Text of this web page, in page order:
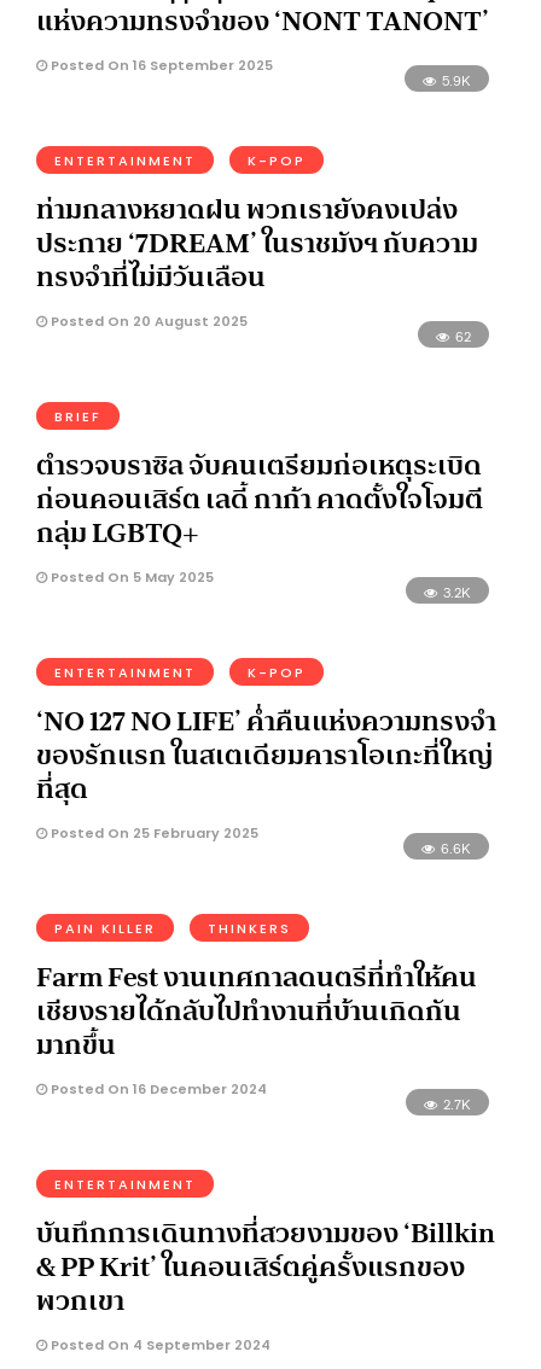
แห่งความทรงจำของ ‘NONT TANONT’
Posted On 16 September 2025
5.9K
ENTERTAINMENT K-POP
ท่ามกลางหยาดฝน พวกเรายังคงเปล่ง
ประกาย ‘7DREAM’ ในราชมังฯ กับความ
ทรงจำที่ไม่มีวันเลือน
Posted On 20 August 2025
62
BRIEF
ตำรวจบราซิล จับคนเตรียมก่อเหตุระเบิด
ก่อนคอนเสิร์ต เลดี้ กาก้า คาดตั้งใจโจมตี
กลุ่ม LGBTQ+
Posted On 5 May 2025
3.2K
ENTERTAINMENT K-POP
‘NO 127 NO LIFE’ ค่ำคืนแห่งความทรงจำ
ของรักแรก ในสเตเดียมคาราโอเกะที่ใหญ่
ที่สุด
Posted On 25 February 2025
6.6K
PAIN KILLER THINKERS
Farm Fest งานเทศกาลดนตรีที่ทำให้คน
เชียงรายได้กลับไปทำงานที่บ้านเกิดกัน
มากขึ้น
Posted On 16 December 2024
2.7K
ENTERTAINMENT
บันทึกการเดินทางที่สวยงามของ ‘Billkin
& PP Krit’ ในคอนเสิร์ตคู่ครั้งแรกของ
พวกเขา
Posted On 4 September 2024